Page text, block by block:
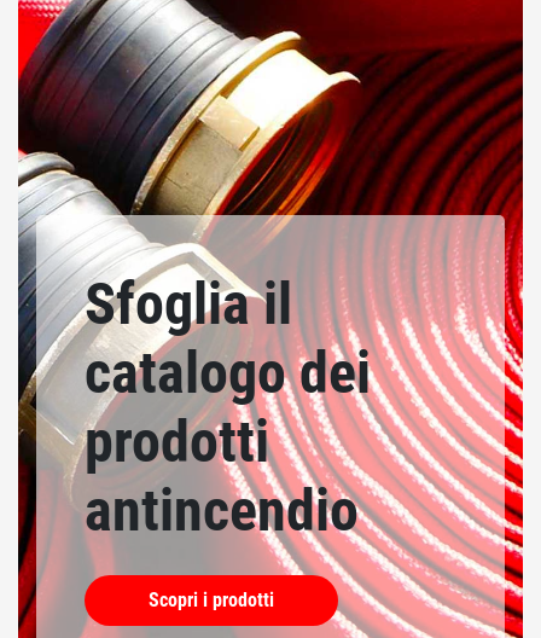
Sfoglia il
catalogo dei
prodotti
antincendio
Scopri i prodotti